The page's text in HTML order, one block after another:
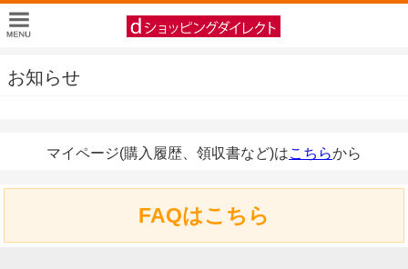
お知らせ
マイページ(購入履歴、領収書など)はこちらから
FAQはこちら